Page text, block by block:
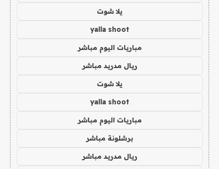
يلا شوت
yalla shoot
مباريات اليوم مباشر
ريال مدريد مباشر
يلا شوت
yalla shoot
مباريات اليوم مباشر
برشلونة مباشر
ريال مدريد مباشر